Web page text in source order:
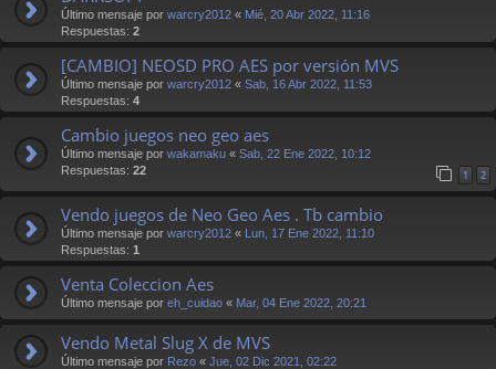
Último mensaje por warcry2012 « Mié, 20 Abr 2022, 11:16
Respuestas: 2
[CAMBIO] NEOSD PRO AES por versión MVS
Último mensaje por warcry2012 « Sab, 16 Abr 2022, 11:53
Respuestas: 4
Cambio juegos neo geo aes
Último mensaje por wakamaku « Sab, 22 Ene 2022, 10:12
Respuestas: 22 1 2
Vendo juegos de Neo Geo Aes . Tb cambio
Último mensaje por warcry2012 « Lun, 17 Ene 2022, 11:10
Respuestas: 1
Venta Coleccion Aes
Último mensaje por eh_cuidao « Mar, 04 Ene 2022, 20:21
Vendo Metal Slug X de MVS
Último mensaje por Rezo « Jue, 02 Dic 2021, 02:22